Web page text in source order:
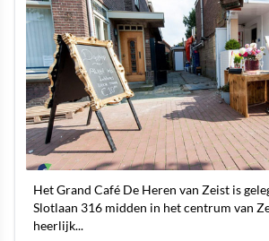
Het Grand Café De Heren van Zeist is
Slotlaan 316 midden in het centrum van
heerlijk...